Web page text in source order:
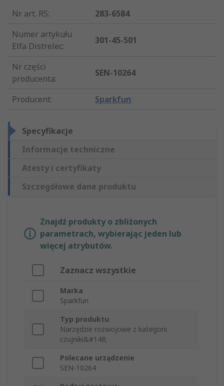
Nr art. RS:
283-6584
Numer artykułu
Elfa Distrelec:
301-45-501
Nr części
producenta:
SEN-10264
Producent: Sparkfun
Specyfikacje
Informacje techniczne
Atesty i certyfikaty
Szczegółowe dane produktu
Znajdź produkty o zbliżonych
parametrach, wybierając jeden lub
więcej atrybutów.
Zaznacz wszystkie
Marka
Sparkfun
Typ produktu
Narzędzie rozwojowe z kategorii
czujniki&#148;
Polecane urządzenie
SEN-10264